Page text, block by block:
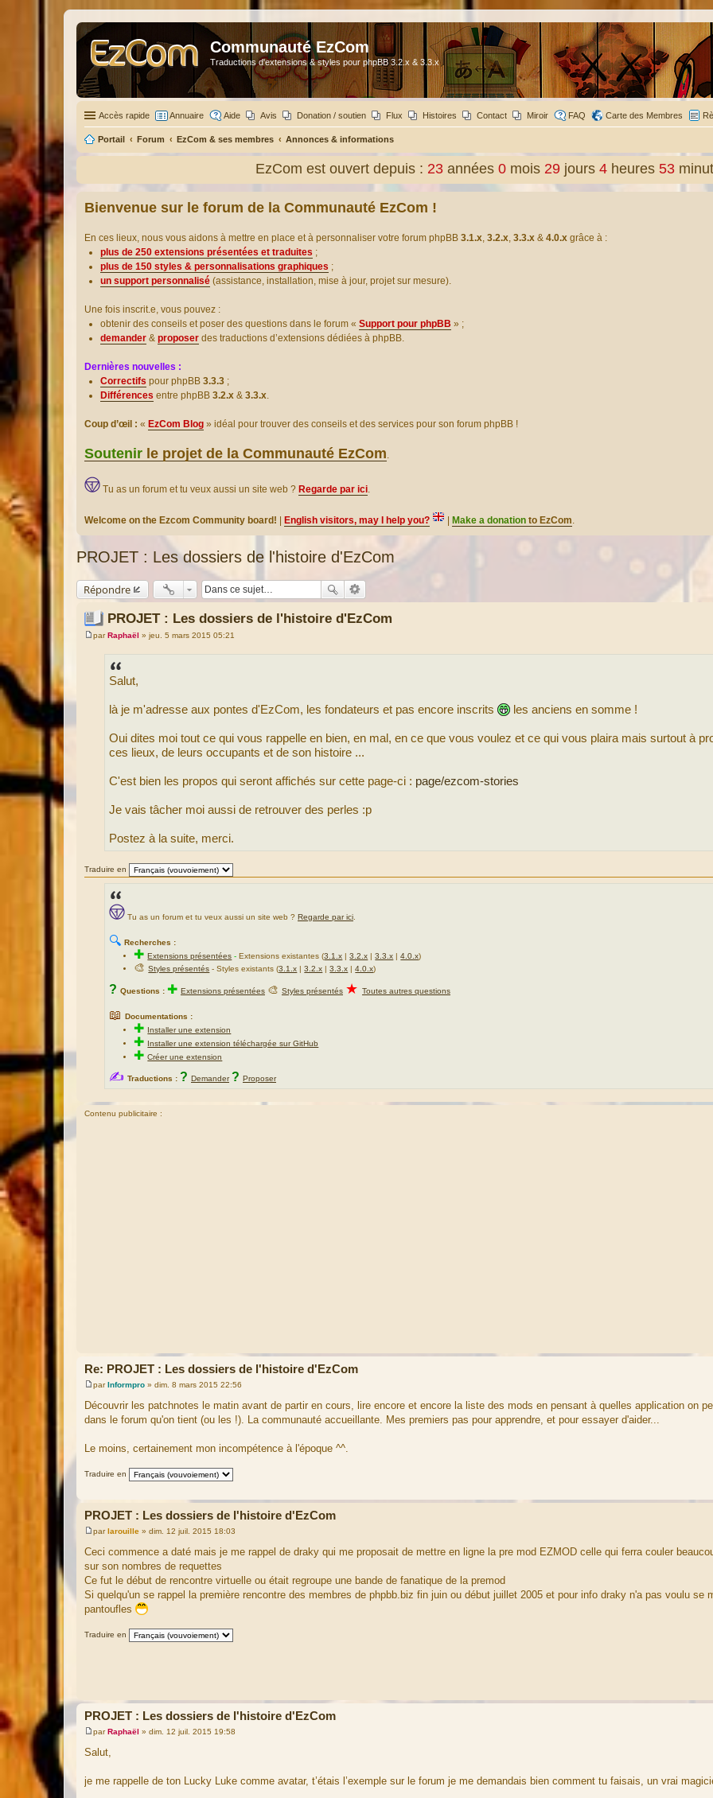
Communauté EzCom
Traductions d'extensions & styles pour phpBB 3.2.x & 3.3.x
Accès rapide Annuaire Aide Avis Donation / soutien Flux Histoires Contact Miroir FAQ Carte des Membres
Portail Forum EzCom & ses membres Annonces & informations
EzCom est ouvert depuis : 23 années 0 mois 29 jours 4 heures 53
Bienvenue sur le forum de la Communauté EzCom !
En ces lieux, nous vous aidons à mettre en place et à personnaliser votre forum phpBB 3.1.x, 3.2.x, 3.3.x & 4.0.x grâce à :
plus de 250 extensions présentées et traduites ;
plus de 150 styles & personnalisations graphiques ;
un support personnalisé (assistance, installation, mise à jour, projet sur mesure).
Une fois inscrit.e, vous pouvez :
obtenir des conseils et poser des questions dans le forum « Support pour phpBB » ;
demander & proposer des traductions d’extensions dédiées à phpBB.
Dernières nouvelles :
Correctifs pour phpBB 3.3.3 ;
Différences entre phpBB 3.2.x & 3.3.x.
Coup d’œil : « EzCom Blog » idéal pour trouver des conseils et des services pour son forum phpBB !
Soutenir le projet de la Communauté EzCom.
Tu as un forum et tu veux aussi un site web ? Regarde par ici.
Welcome on the Ezcom Community board! English visitors, may I help you? Make a donation to EzCom.
PROJET : Les dossiers de l'histoire d'EzCom
Répondre
PROJET : Les dossiers de l'histoire d'EzCom
M
parRaphaël » jeu. 5 mars 2015 05:21
Salut,
là je m'adresse aux pontes d'EzCom, les fondateurs et pas encore inscrits les anciens en somme !
Oui dites moi tout ce qui vous rappelle en bien, en mal, en ce que vous voulez et ce qui vous plaira mais surtout à
ces lieux, de leurs occupants et de son histoire ...
C'est bien les propos qui seront affichés sur cette page-ci : page/ezcom-stories
Je vais tâcher moi aussi de retrouver des perles :p
Postez à la suite, merci.
Traduire en
Tu as un forum et tu veux aussi un site web ? Regarde par ici
🔍 Recherches :
✚Extensions présentées -Extensions existantes (3.1.x |3.2.x |3.3.x |4.0.x)
🎨Styles présentés - Styles existants (3.1.x |3.2.x |3.3.x |4.0.x)
? Questions : ✚ Extensions présentées 🎨 Styles présentés ★ Toutes autres questions
📖 Documentations :
✚ Installer une extension
✚ Installer une extension téléchargée sur GitHub
✚Créer une extension
✍ Traductions : ? Demander ? Proposer
Contenu publicitaire :
Re: PROJET : Les dossiers de l'histoire d'EzCom
M
e
s
s
e
parInformpro » dim. 8 mars 2015 22:56
Découvrir les patchnotes le matin avant de partir en cours, lire encore et encore la liste des mods en pensant à quelles application on
dans le forum qu'on tient (ou les !). La communauté accueillante. Mes premiers pas pour apprendre, et pour essayer d'aider...
Le moins, certainement mon incompétence à l'époque ^^.
Traduire en
PROJET : Les dossiers de l'histoire d'EzCom
M
s
s
g
e
parlarouille » dim. 12 juil. 2015 18:03
Ceci commence a daté mais je me rappel de draky qui me proposait de mettre en ligne la pre mod EZMOD celle qui ferra couler
sur son nombres de requettes
Ce fut le début de rencontre virtuelle ou était regroupe une bande de fanatique de la premod
Si quelqu'un se rappel la première rencontre des membres de phpbb.biz fin juin ou début juillet 2005 et pour info draky n'a pas voulu se
pantoufles
Traduire en
PROJET : Les dossiers de l'histoire d'EzCom
M
e
s
g
parRaphaël » dim. 12 juil. 2015 19:58
Salut,
je me rappelle de ton Lucky Luke comme avatar, t’étais l’exemple sur le forum je me demandais bien comment tu faisais, un vrai